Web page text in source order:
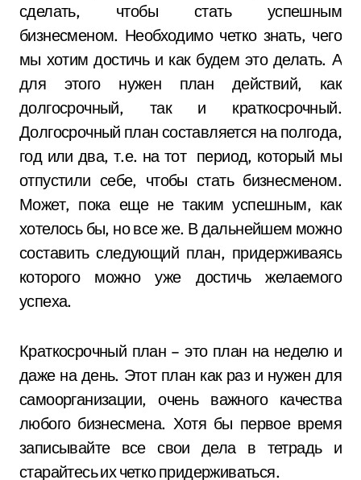
сделать, чтобы стать успешным
бизнесменом. Необходимо четко знать, чего
мы хотим достичь и как будем это делать. А
для этого нужен план действий, как
долгосрочный, так и краткосрочный.
Долгосрочный план составляется на полгода,
год или два, т.е. на тот период, который мы
отпустили себе, чтобы стать бизнесменом.
Может, пока еще не таким успешным, как
хотелось бы, но все же. В дальнейшем можно
составить следующий план, придерживаясь
которого можно уже достичь желаемого
успеха.
Краткосрочный план – это план на неделю и
даже на день. Этот план как раз и нужен для
самоорганизации, очень важного качества
любого бизнесмена. Хотя бы первое время
записывайте все свои дела в тетрадь и
старайтесь их четко придерживаться.